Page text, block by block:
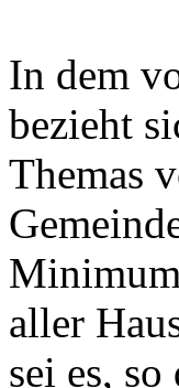
In dem
bezieht
Themas
aller
sei es,